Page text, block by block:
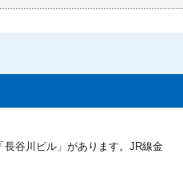
谷川ビル」があります。JR線金